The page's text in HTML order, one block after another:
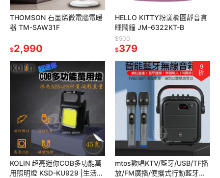
THOMSON 石墨烯微電腦電暖
器 TM-SAW31F
$2,990
HELLO KITTY粉漾橢圓靜音貪
睡鬧鐘 JM-6322KT-B
$500
$379
KOLIN 超亮迷你COB多功能萬
用照明燈 KSD-KU929 |生活防
9
折
mtos歡唱KTV/藍牙/USB/TF播
放/FM廣播/便攜式行動藍牙